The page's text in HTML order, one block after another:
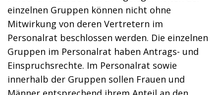
einzelnen Gruppen können nicht ohne
Mitwirkung von deren Vertretern im
Personalrat beschlossen werden. Die einzelnen
Gruppen im Personalrat haben Antrags- und
Einspruchsrechte. Im Personalrat sowie
innerhalb der Gruppen sollen Frauen und